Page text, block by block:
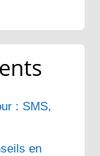
: SMS,
en